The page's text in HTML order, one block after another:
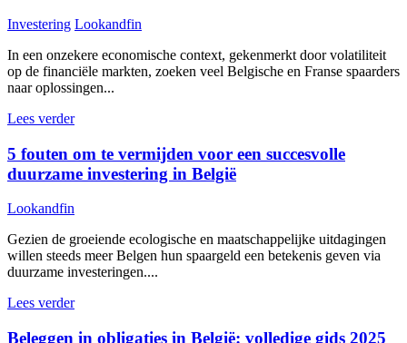
Investering Lookandfin
In een onzekere economische context, gekenmerkt door volatiliteit
op de financiële markten, zoeken veel Belgische en Franse spaarders
naar oplossingen...
Lees verder
5 fouten om te vermijden voor een succesvolle
duurzame investering in België
Lookandfin
Gezien de groeiende ecologische en maatschappelijke uitdagingen
willen steeds meer Belgen hun spaargeld een betekenis geven via
duurzame investeringen....
Lees verder
Beleggen in obligaties in België: volledige gids 2025